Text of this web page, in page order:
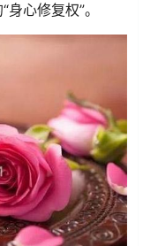
心修复权”。